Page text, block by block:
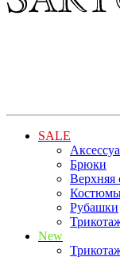
SALE
Брюки
Верхняя
Рубашки
New